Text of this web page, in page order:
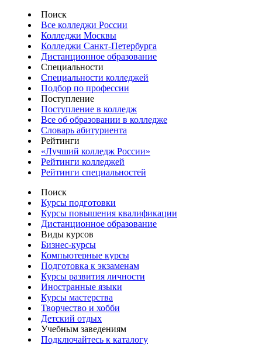
Поиск
Все колледжи России
Колледжи Москвы
Колледжи Санкт-Петербурга
Дистанционное образование
Специальности
Специальности колледжей
Подбор по профессии
Поступление
Поступление в колледж
Все об образовании в колледже
Словарь абитуриента
Рейтинги
«Лучший колледж России»
Рейтинги колледжей
Рейтинги специальностей
Поиск
Курсы подготовки
Курсы повышения квалификации
Дистанционное образование
Виды курсов
Бизнес-курсы
Компьютерные курсы
Подготовка к экзаменам
Курсы развития личности
Иностранные языки
Курсы мастерства
Творчество и хобби
Детский отдых
Учебным заведениям
Подключайтесь к каталогу